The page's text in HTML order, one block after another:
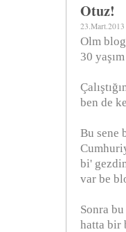
Otuz!
Olm
30
ben de
Bu sene
bi'
var be
Sonra
hatta bir